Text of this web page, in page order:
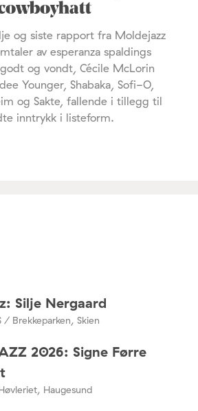
og siste rapport fra Moldejazz
av esperanza spaldings
og vondt, Cécile McLorin
Younger, Shabaka, Sofi-O,
og Sakte, fallende i tillegg til
inntrykk i listeform.
Silje Nergaard
/ Brekkeparken, Skien
2026: Signe Førre
Haugesund